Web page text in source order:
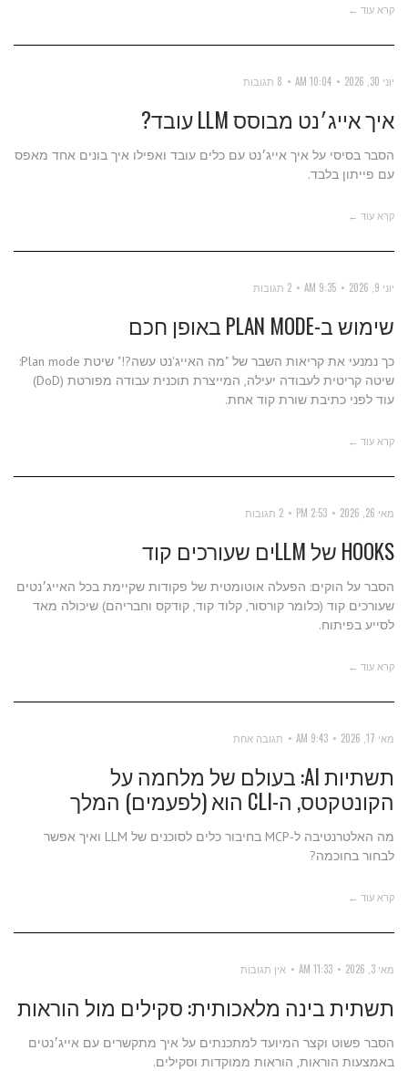
קרא עוד ←
יוני 30, 2026 10:04 AM 8 תגובות
איך אייג׳נט מבוסס LLM עובד?
הסבר בסיסי על איך אייג׳נט עם כלים עובד ואפילו איך בונים אחד מאפס
עם פייתון בלבד.
קרא עוד ←
יוני 9, 2026 9:35 AM 2 תגובות
שימוש ב-PLAN MODE באופן חכם
כך נמנעי את קריאות השבר של "מה האייג'נט עשה?!" שיטת Plan mode:
שיטה קריטית לעבודה יעילה, המייצרת תוכנית עבודה מפורטת (DoD)
עוד לפני כתיבת שורת קוד אחת.
קרא עוד ←
מאי 26, 2026 2:53 PM 2 תגובות
HOOKS של LLMים שעורכים קוד
הסבר על הוקים: הפעלה אוטומטית של פקודות שקיימת בכל האייג׳נטים
שעורכים קוד (כלומר קורסור, קלוד קוד, קודקס וחבריהם) שיכולה מאד
לסייע בפיתוח.
קרא עוד ←
מאי 17, 2026 9:43 AM תגובה אחת
תשתיות AI: בעולם של מלחמה על
הקונטקטס, ה-CLI הוא (לפעמים) המלך
מה האלטרנטיבה ל-MCP בחיבור כלים לסוכנים של LLM ואיך אפשר
לבחור בחוכמה?
קרא עוד ←
מאי 3, 2026 11:33 AM אין תגובות
תשתית בינה מלאכותית: סקילים מול הוראות
הסבר פשוט וקצר המיועד למתכנתים על איך מתקשרים עם אייג׳נטים
באמצעות הוראות, הוראות ממוקדות וסקילים.